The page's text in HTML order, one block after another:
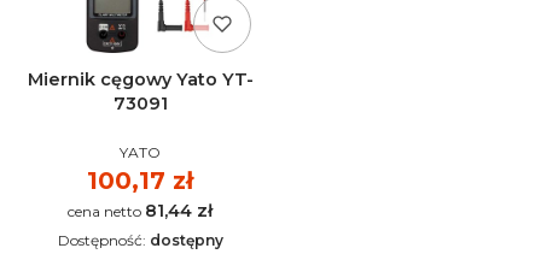
Miernik cęgowy Yato YT-
73091
PRODUCENT
YATO
Cena
100,17 zł
Cena 81,44 zł
Dostępność: dostępny